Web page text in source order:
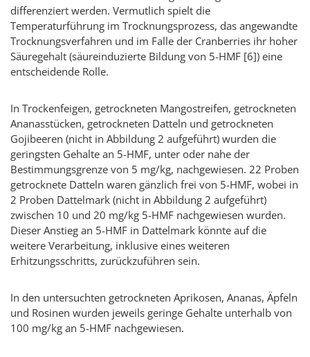
differenziert werden. Vermutlich spielt die
Temperaturführung im Trocknungsprozess, das angewandte
Trocknungsverfahren und im Falle der Cranberries ihr hoher
Säuregehalt (säureinduzierte Bildung von 5-HMF [6]) eine
entscheidende Rolle.
In Trockenfeigen, getrockneten Mangostreifen, getrockneten
Ananasstücken, getrockneten Datteln und getrockneten
Gojibeeren (nicht in Abbildung 2 aufgeführt) wurden die
geringsten Gehalte an 5-HMF, unter oder nahe der
Bestimmungsgrenze von 5 mg/kg, nachgewiesen. 22 Proben
getrocknete Datteln waren gänzlich frei von 5-HMF, wobei in
2 Proben Dattelmark (nicht in Abbildung 2 aufgeführt)
zwischen 10 und 20 mg/kg 5-HMF nachgewiesen wurden.
Dieser Anstieg an 5-HMF in Dattelmark könnte auf die
weitere Verarbeitung, inklusive eines weiteren
Erhitzungsschritts, zurückzuführen sein.
In den untersuchten getrockneten Aprikosen, Ananas, Äpfeln
und Rosinen wurden jeweils geringe Gehalte unterhalb von
100 mg/kg an 5-HMF nachgewiesen.